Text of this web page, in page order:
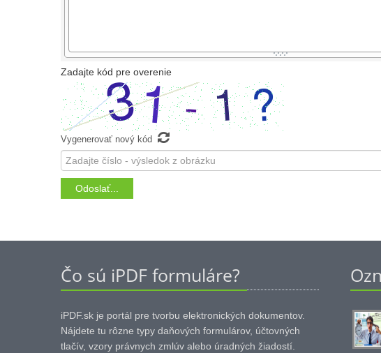
Zadajte kód pre overenie
Vygenerovať nový kód 
Čo sú iPDF formuláre?
iPDF.sk je portál pre tvorbu elektronických dokumentov.
Nájdete tu rôzne typy daňových formulárov, účtovných
tlačív, vzory právnych zmlúv alebo úradných žiadostí.